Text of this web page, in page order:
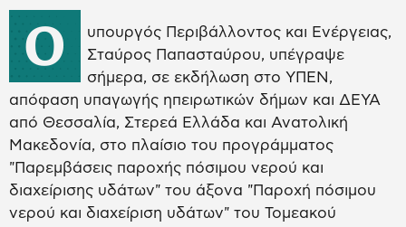
Ο
υπουργός Περιβάλλοντος και Ενέργειας,
Σταύρος Παπασταύρου, υπέγραψε
σήμερα, σε εκδήλωση στο ΥΠΕΝ,
απόφαση υπαγωγής ηπειρωτικών δήμων και ΔΕΥΑ
από Θεσσαλία, Στερεά Ελλάδα και Ανατολική
Μακεδονία, στο πλαίσιο του προγράμματος
"Παρεμβάσεις παροχής πόσιμου νερού και
διαχείρισης υδάτων" του άξονα "Παροχή πόσιμου
νερού και διαχείριση υδάτων" του Τομεακού